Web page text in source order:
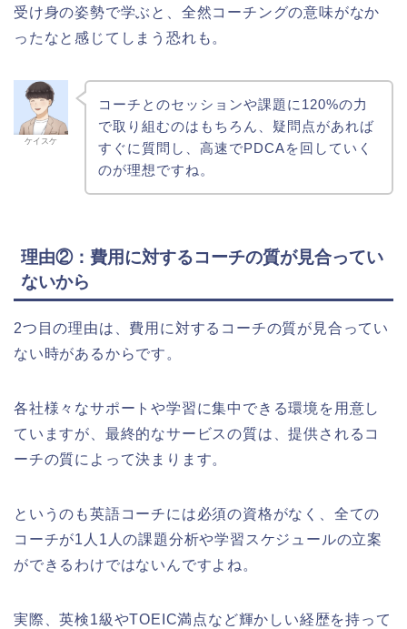
受け身の姿勢で学ぶと、全然コーチングの意味がなか
ったなと感じてしまう恐れも。
ケイスケ
コーチとのセッションや課題に120%の力
で取り組むのはもちろん、疑問点があれば
すぐに質問し、高速でPDCAを回していく
のが理想ですね。
理由②：費用に対するコーチの質が見合ってい
ないから
2つ目の理由は、費用に対するコーチの質が見合ってい
ない時があるからです。
各社様々なサポートや学習に集中できる環境を用意し
ていますが、最終的なサービスの質は、提供されるコ
ーチの質によって決まります。
というのも英語コーチには必須の資格がなく、全ての
コーチが1人1人の課題分析や学習スケジュールの立案
ができるわけではないんですよね。
実際、英検1級やTOEIC満点など輝かしい経歴を持って